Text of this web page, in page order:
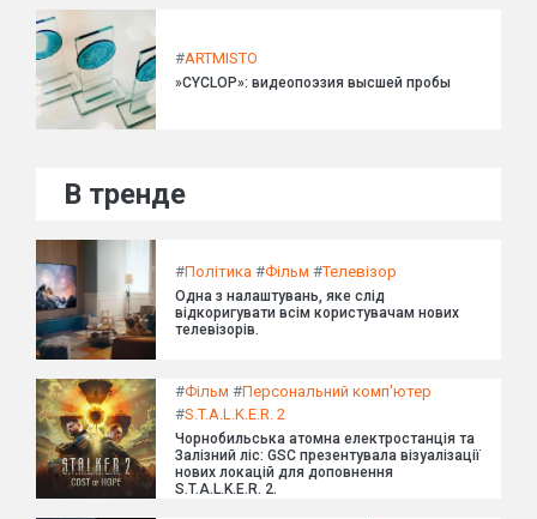
#ARTMISTO
»CYCLOP»: видеопоэзия высшей пробы
В тренде
#Політика #Фільм #Телевізор
Одна з налаштувань, яке слід
відкоригувати всім користувачам нових
телевізорів.
#Фільм #Персональний комп'ютер
#S.T.A.L.K.E.R. 2
Чорнобильська атомна електростанція та
Залізний ліс: GSC презентувала візуалізації
нових локацій для доповнення
S.T.A.L.K.E.R. 2.